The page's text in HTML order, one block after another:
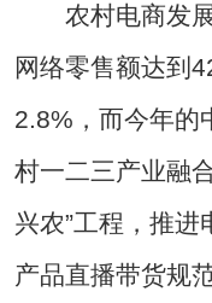
农村电商发展
网络零售额达到
2.8%，而今年的
村一二三产业融
兴农”工程，推进
产品直播带货规